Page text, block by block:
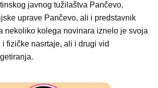
javnog tužilaštva Pančevo,
uprave Pančevo, ali i predstavnik
nekoliko kolega novinara iznelo je svoja
fizičke nasrtaje, ali i drugi vid